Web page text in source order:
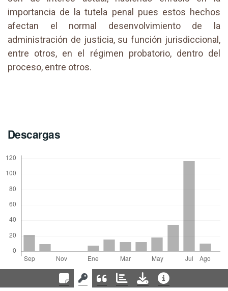
importancia de la tutela penal pues estos hechos
afectan el normal desenvolvimiento de la
administración de justicia, su función jurisdiccional,
entre otros, en el régimen probatorio, dentro del
proceso, entre otros.
Descargas